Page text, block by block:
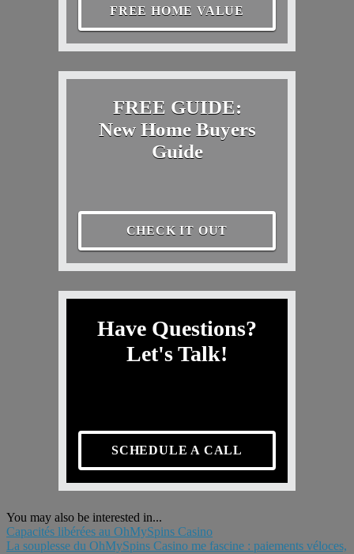
FREE HOME VALUE
FREE GUIDE:
New Home Buyers
Guide
CHECK IT OUT
Have Questions?
Let's Talk!
SCHEDULE A CALL
You may also be interested in...
Capacités libérées au OhMySpins Casino
La souplesse du OhMySpins Casino me fascine : paiements véloces,